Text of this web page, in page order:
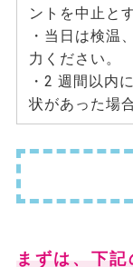
ントを中止と
・当日は検温
力ください。
・2 週間以内
状があった場
まずは、下